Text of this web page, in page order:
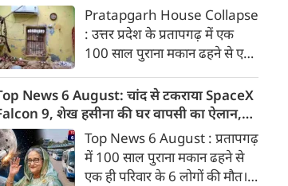
Pratapgarh House Collapse
: उत्तर प्रदेश के प्रतापगढ़ में एक
100 साल पुराना मकान ढहने से एक
जबकि एक अन्य घायल है। परिवार
के सभी सात सदस्य एक ही कमरे में
सो रहे थे और मलबे के नीचे दब गए।
मरने वालों में एक दंपती, उनका बेटा,
बहू और दो बच्चे शामिल हैं।
News 6 August: चांद से टकराया SpaceX
9, शेख हसीना की घर वापसी का ऐलान,
में बस किराया बढ़ाTop News 6 August : प्रतापगढ़
में 100 साल पुराना मकान ढहने से
एक ही परिवार के 6 लोगों की मौत।